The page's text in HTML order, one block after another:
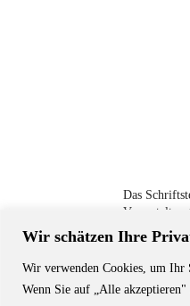
Wir schätzen Ihre
Wir verwenden Cookies, um Ihr
Wenn Sie auf „Alle
Das
© Stuttgarter